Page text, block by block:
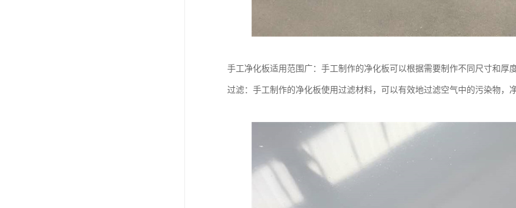
手工净化板适用范围广：手工制作的净化板可以根据需要制作不同尺寸和厚
过滤：手工制作的净化板使用过滤材料，可以有效地过滤空气中的污染物，净